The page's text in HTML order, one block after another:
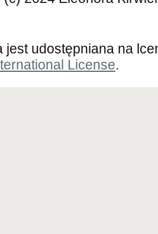
jest udostępniana na
License.